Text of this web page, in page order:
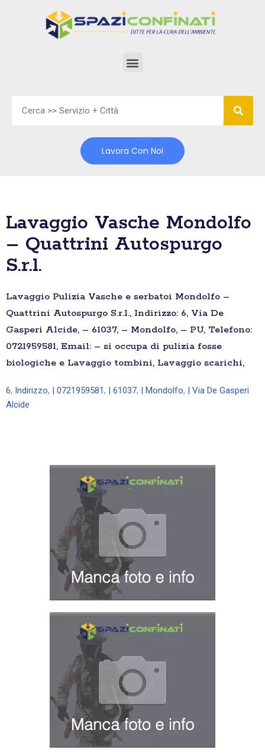
Lavora Con Noi
Lavaggio Vasche Mondolfo
– Quattrini Autospurgo
S.r.l.
Lavaggio Pulizia Vasche e serbatoi Mondolfo –
Quattrini Autospurgo S.r.l., Indirizzo: 6, Via De
Gasperi Alcide, – 61037, – Mondolfo, – PU, Telefono:
0721959581, Email: – si occupa di pulizia fosse
biologiche e Lavaggio tombini, Lavaggio scarichi,
6, Indirizzo, | 0721959581, | 61037, | Mondolfo,
| Via De Gasperi
Alcide